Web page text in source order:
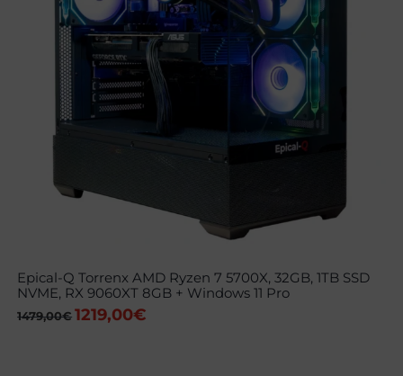
Epical-Q Torrenx AMD Ryzen 7 5700X, 32GB, 1TB SSD
NVME, RX 9060XT 8GB + Windows 11 Pro
1479,00€ El
1219,00€